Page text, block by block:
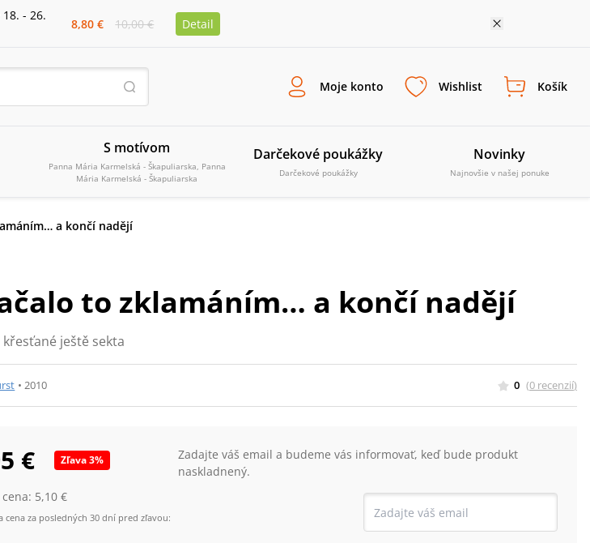
- 26.
8,80 € 10,00 € Detail
Moje konto Wishlist Košík
S motívom
Panna Mária Karmelská - Škapuliarska, Panna
Mária Karmelská - Škapuliarska
Darčekové poukážky
Darčekové poukážky
Novinky
Najnovšie v našej ponuke
a končí nadějí
to zklamáním… a končí nadějí
křesťané ještě sekta
•2010 0 (0 recenzií)
€ Zľava3%
5,10 €
cena za posledných 30 dní pred zľavou:
Zadajte váš email a budeme vás informovať, keď bude produkt
naskladnený.